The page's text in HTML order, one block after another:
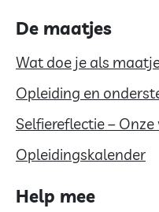
De maatjes
Wat doe je als
Opleiding en
Selfiereflectie –
Opleidingskalender
Help mee